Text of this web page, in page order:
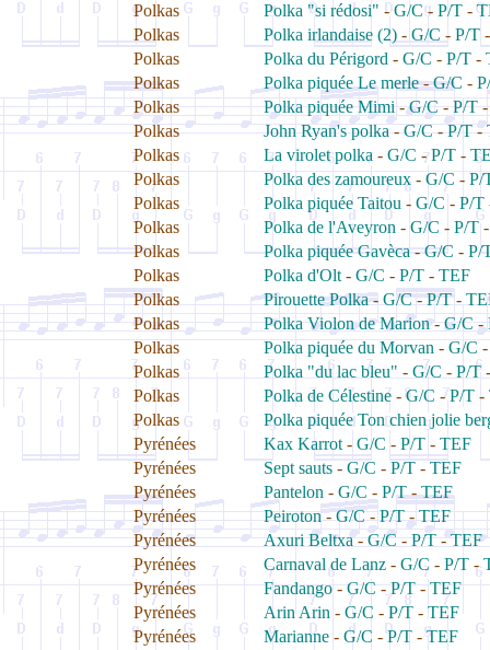
Polkas
Polka "si rédosi" -G/C- P/T -
Polkas
Polka irlandaise (2) - G/C - P/T
Polkas
Polka du Périgord - G/C - P/T -
Polkas
Polka piquée Le merle-G/C -
Polkas
Polka piquée Mimi-G/C-P/T
Polkas
John Ryan's polka-G/C-P/T-
Polkas
La virolet polka - G/C -P/T -
Polkas
Polka des zamoureux - G/C - P/
Polkas
Polka piquée Taitou - G/C - P/T
Polkas
Polka de l'Aveyron - G/C - P/T
Polkas
Polka piquée Gavèca-G/C - P/
Polkas
Polka d'Olt - G/C - P/T - TEF
Polkas
Pirouette Polka- G/C-P/T-
Polkas
Polka Violon de Marion-G/C-
Polkas
Polka piquée du Morvan - G/C
Polkas
Polka "du lac bleu" - G/C - P/T
Polkas
Polka de Célestine -G/C -P/T -
Polkas
Polka piquée Ton chien jolie
Pyrénées
Kax Karrot - G/C - P/T - TEF
Pyrénées
Sept sauts - G/C - P/T - TEF
Pyrénées
Pantelon - G/C - P/T-TEF
Pyrénées
Peiroton-G/C-P/T-TEF
Pyrénées
Axuri Beltxa-G/C-P/T-TEF
Pyrénées
Carnaval de Lanz - G/C - P/T -
Pyrénées
Fandango-G/C-P/T-TEF
Pyrénées
Arin Arin - G/C - P/T - TEF
Pyrénées
Marianne - G/C -P/T -TEF